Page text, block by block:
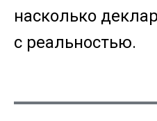
насколько
с реальностью.